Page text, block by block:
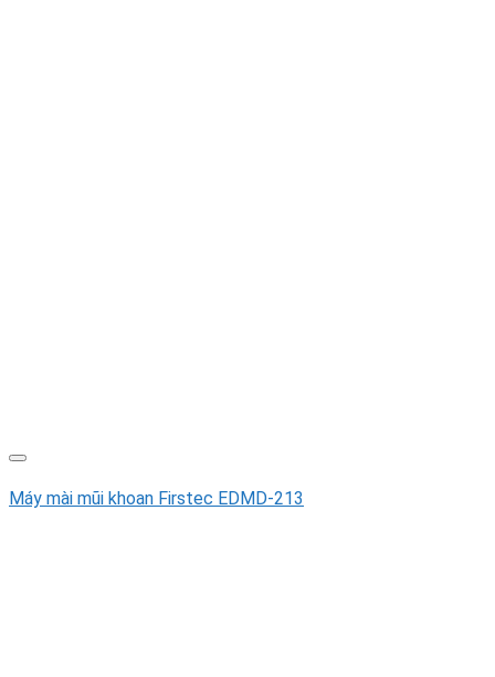
Máy mài mũi khoan Firstec EDMD-213